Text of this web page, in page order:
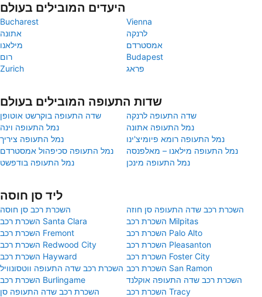
היעדים המובילים בעולם
Bucharest
Vienna
אתונה
לרנקה
מילאנו
אמסטרדם
רום
Budapest
Zurich
פראג
שדות התעופה המובילים בעולם
שדה התעופה בוקרשט אוטופן
שדה התעופה לרנקה
נמל התעופה וינה
נמל התעופה אתונה
נמל התעופה ציריך
נמל התעופה רומא פיומיצ'ינו
נמל התעופה סכיפהול אמסטרדם
נמל התעופה מילאנו – מאלפנסה
נמל התעופה בודפשט
נמל התעופה מינכן
ליד סן חוסה
השכרת רכב סן חוסה
השכרת רכב שדה התעופה סן חוזה
השכרת רכב Santa Clara
השכרת רכב Milpitas
השכרת רכב Fremont
השכרת רכב Palo Alto
השכרת רכב Redwood City
השכרת רכב Pleasanton
השכרת רכב Hayward
השכרת רכב Foster City
השכרת רכב שדה התעופה ווטסונוויל
השכרת רכב San Ramon
השכרת רכב Burlingame
השכרת רכב שדה התעופה אוקלנד
השכרת רכב שדה התעופה סן
השכרת רכב Tracy